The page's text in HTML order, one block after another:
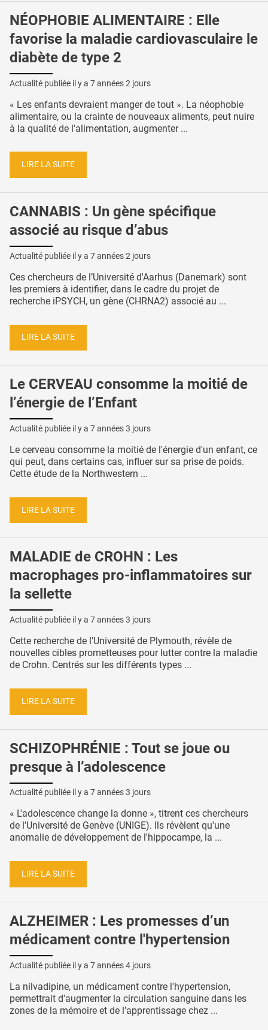
NÉOPHOBIE ALIMENTAIRE : Elle
favorise la maladie cardiovasculaire le
diabète de type 2
Actualité publiée il y a 7 années 2 jours
« Les enfants devraient manger de tout ». La néophobie
alimentaire, ou la crainte de nouveaux aliments, peut nuire
à la qualité de l'alimentation, augmenter ...
LIRE LA SUITE
CANNABIS : Un gène spécifique
associé au risque d’abus
Actualité publiée il y a 7 années 2 jours
Ces chercheurs de l’Université d'Aarhus (Danemark) sont
les premiers à identifier, dans le cadre du projet de
recherche iPSYCH, un gène (CHRNA2) associé au ...
LIRE LA SUITE
Le CERVEAU consomme la moitié de
l’énergie de l’Enfant
Actualité publiée il y a 7 années 3 jours
Le cerveau consomme la moitié de l'énergie d'un enfant, ce
qui peut, dans certains cas, influer sur sa prise de poids.
Cette étude de la Northwestern ...
LIRE LA SUITE
MALADIE de CROHN : Les
macrophages pro-inflammatoires sur
la sellette
Actualité publiée il y a 7 années 3 jours
Cette recherche de l’Université de Plymouth, révèle de
nouvelles cibles prometteuses pour lutter contre la maladie
de Crohn. Centrés sur les différents types ...
LIRE LA SUITE
SCHIZOPHRÉNIE : Tout se joue ou
presque à l’adolescence
Actualité publiée il y a 7 années 3 jours
« L'adolescence change la donne », titrent ces chercheurs
de l’Université de Genève (UNIGE). Ils révèlent qu'une
anomalie de développement de l'hippocampe, la ...
LIRE LA SUITE
ALZHEIMER : Les promesses d’un
médicament contre l'hypertension
Actualité publiée il y a 7 années 4 jours
La nilvadipine, un médicament contre l'hypertension,
permettrait d'augmenter la circulation sanguine dans les
zones de la mémoire et de l’apprentissage chez ...